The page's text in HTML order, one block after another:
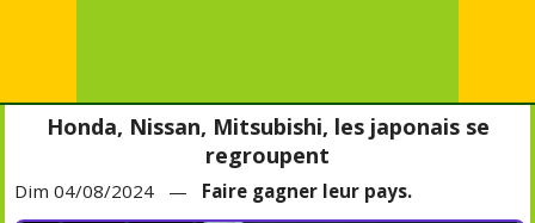
Honda, Nissan, Mitsubishi, les japonais se
regroupent
Dim 04/08/2024 — Faire gagner leur pays.